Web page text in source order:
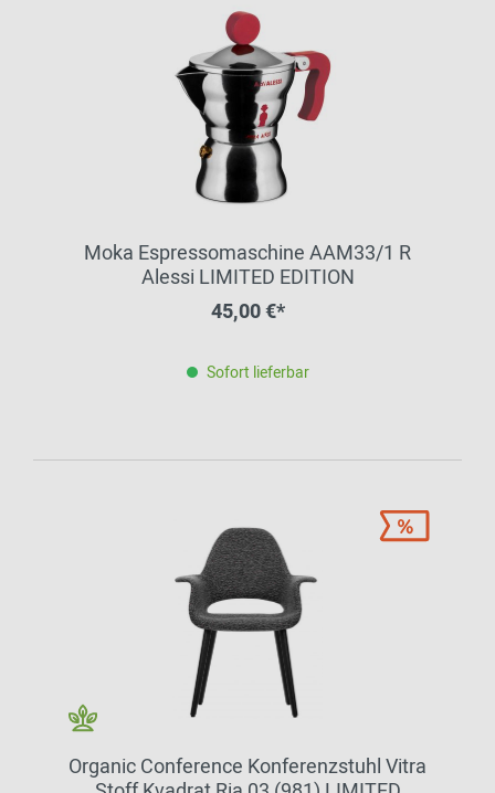
Moka Espressomaschine AAM33/1 R
Alessi LIMITED EDITION
45,00 €*
Sofort lieferbar
Organic Conference Konferenzstuhl Vitra